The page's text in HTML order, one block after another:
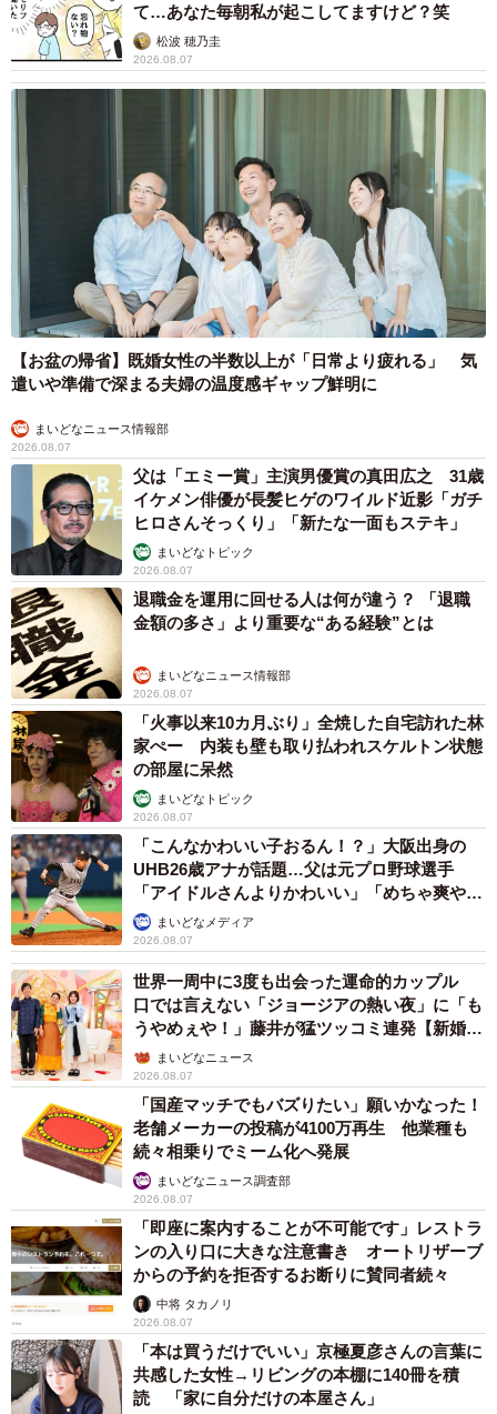
て…あなた毎朝私が起こしてますけど？笑
松波 穂乃圭
2026.08.07
【お盆の帰省】既婚女性の半数以上が「日常より疲れる」 気
遣いや準備で深まる夫婦の温度感ギャップ鮮明に
まいどなニュース情報部
2026.08.07
父は「エミー賞」主演男優賞の真田広之 31歳
イケメン俳優が長髪ヒゲのワイルド近影「ガチ
ヒロさんそっくり」「新たな一面もステキ」
まいどなトピック
2026.08.07
退職金を運用に回せる人は何が違う？ 「退職
金額の多さ」より重要な“ある経験”とは
まいどなニュース情報部
2026.08.07
「火事以来10カ月ぶり」全焼した自宅訪れた林
家ぺー 内装も壁も取り払われスケルトン状態
の部屋に呆然
まいどなトピック
2026.08.07
「こんなかわいい子おるん！？」大阪出身の
UHB26歳アナが話題…父は元プロ野球選手
「アイドルさんよりかわいい」「めちゃ爽や
か」まいどなメディア
2026.08.07
世界一周中に3度も出会った運命的カップル
口では言えない「ジョージアの熱い夜」に「も
うやめぇや！」藤井が猛ツッコミ連発【新婚さ
ん】まいどなニュース
2026.08.07
「国産マッチでもバズりたい」願いかなった！
老舗メーカーの投稿が4100万再生 他業種も
続々相乗りでミーム化へ発展
まいどなニュース調査部
2026.08.07
「即座に案内することが不可能です」レストラ
ンの入り口に大きな注意書き オートリザーブ
からの予約を拒否するお断りに賛同者続々
中将 タカノリ
2026.08.07
「本は買うだけでいい」京極夏彦さんの言葉に
共感した女性→リビングの本棚に140冊を積
読 「家に自分だけの本屋さん」